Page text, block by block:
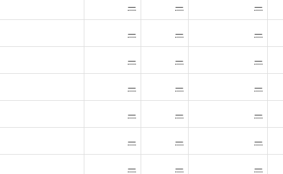
— — —
— — —
— — —
— — —
— — —
— — —
— — —